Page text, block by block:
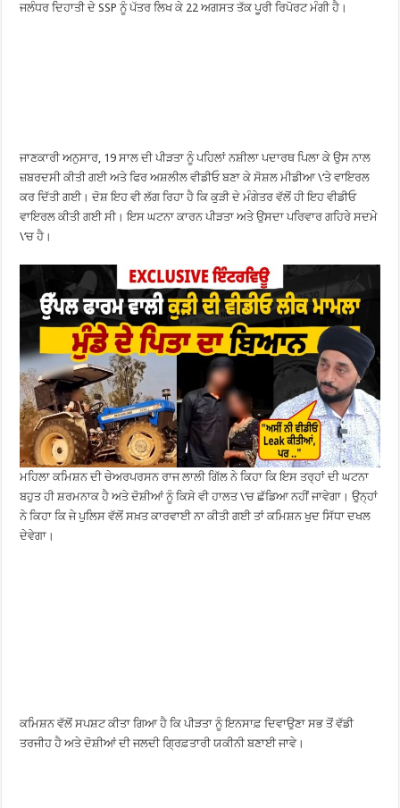
ਜਲੰਧਰ ਦਿਹਾਤੀ ਦੇ SSP ਨੂੰ ਪੱਤਰ ਲਿਖ ਕੇ 22 ਅਗਸਤ ਤੱਕ ਪੂਰੀ ਰਿਪੋਰਟ ਮੰਗੀ ਹੈ।
ਜਾਣਕਾਰੀ ਅਨੁਸਾਰ, 19 ਸਾਲ ਦੀ ਪੀੜਤਾ ਨੂੰ ਪਹਿਲਾਂ ਨਸ਼ੀਲਾ ਪਦਾਰਥ ਪਿਲਾ ਕੇ ਉਸ ਨਾਲ
ਜ਼ਬਰਦਸੀ ਕੀਤੀ ਗਈ ਅਤੇ ਫਿਰ ਅਸ਼ਲੀਲ ਵੀਡੀਓ ਬਣਾ ਕੇ ਸੋਸ਼ਲ ਮੀਡੀਆ \‘ਤੇ ਵਾਇਰਲ
ਕਰ ਦਿੱਤੀ ਗਈ। ਦੋਸ਼ ਇਹ ਵੀ ਲੱਗ ਰਿਹਾ ਹੈ ਕਿ ਕੁੜੀ ਦੇ ਮੰਗੇਤਰ ਵੱਲੋਂ ਹੀ ਇਹ ਵੀਡੀਓ
ਵਾਇਰਲ ਕੀਤੀ ਗਈ ਸੀ। ਇਸ ਘਟਨਾ ਕਾਰਨ ਪੀੜਤਾ ਅਤੇ ਉਸਦਾ ਪਰਿਵਾਰ ਗਹਿਰੇ ਸਦਮੇ
\‘ਚ ਹੈ।
ਮਹਿਲਾ ਕਮਿਸ਼ਨ ਦੀ ਚੇਅਰਪਰਸਨ ਰਾਜ ਲਾਲੀ ਗਿੱਲ ਨੇ ਕਿਹਾ ਕਿ ਇਸ ਤਰ੍ਹਾਂ ਦੀ ਘਟਨਾ
ਬਹੁਤ ਹੀ ਸ਼ਰਮਨਾਕ ਹੈ ਅਤੇ ਦੋਸ਼ੀਆਂ ਨੂੰ ਕਿਸੇ ਵੀ ਹਾਲਤ \‘ਚ ਛੱਡਿਆ ਨਹੀਂ ਜਾਵੇਗਾ। ਉਨ੍ਹਾਂ
ਨੇ ਕਿਹਾ ਕਿ ਜੇ ਪੁਲਿਸ ਵੱਲੋਂ ਸਖ਼ਤ ਕਾਰਵਾਈ ਨਾ ਕੀਤੀ ਗਈ ਤਾਂ ਕਮਿਸ਼ਨ ਖੁਦ ਸਿੱਧਾ ਦਖਲ
ਦੇਵੇਗਾ।
ਕਮਿਸ਼ਨ ਵੱਲੋਂ ਸਪਸ਼ਟ ਕੀਤਾ ਗਿਆ ਹੈ ਕਿ ਪੀੜਤਾ ਨੂੰ ਇਨਸਾਫ਼ ਦਿਵਾਉਣਾ ਸਭ ਤੋਂ ਵੱਡੀ
ਤਰਜੀਹ ਹੈ ਅਤੇ ਦੋਸ਼ੀਆਂ ਦੀ ਜਲਦੀ ਗ੍ਰਿਫ਼ਤਾਰੀ ਯਕੀਨੀ ਬਣਾਈ ਜਾਵੇ।